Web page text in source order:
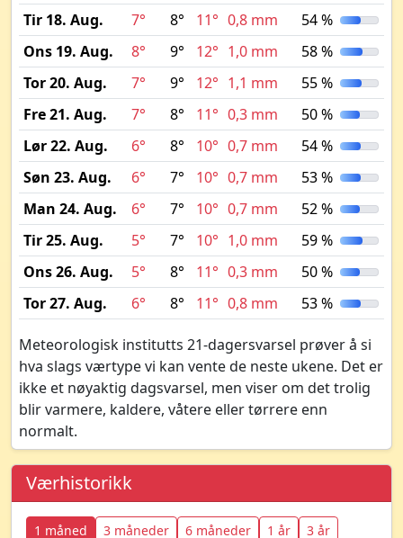
Tir 18. Aug.
7° 8° 11° 0,8 mm
54 %
Ons 19. Aug.
8° 9° 12° 1,0 mm
58 %
Tor 20. Aug.
7° 9° 12° 1,1 mm
55 %
Fre 21. Aug.
7° 8° 11° 0,3 mm
50 %
Lør 22. Aug.
6° 8° 10° 0,7 mm
54 %
Søn 23. Aug.
6° 7° 10° 0,7 mm
53 %
Man 24. Aug.
6° 7° 10° 0,7 mm
52 %
Tir 25. Aug.
5° 7° 10° 1,0 mm
59 %
Ons 26. Aug.
5° 8° 11° 0,3 mm
50 %
Tor 27. Aug.
6° 8° 11° 0,8 mm 53 %
Meteorologisk institutts 21-dagersvarsel prøver å si
hva slags værtype vi kan vente de neste ukene. Det er
ikke et nøyaktig dagsvarsel, men viser om det trolig
blir varmere, kaldere, våtere eller tørrere enn
normalt.
Værhistorikk
1 måned 3 måneder 6 måneder 1 år 3 år